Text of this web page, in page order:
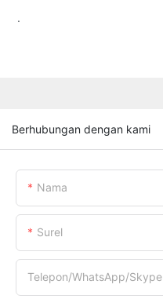
.
Berhubungan dengan kami
Nama
Surel
Telepon/WhatsApp/Skype